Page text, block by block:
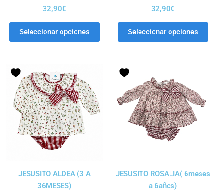
32,90€
Seleccionar opciones
32,90€
Seleccionar opciones
JESUSITO ALDEA (3 A
36MESES)
JESUSITO ROSALIA( 6meses
a 6años)